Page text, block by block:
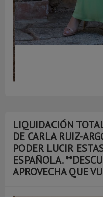
AGOTADO
LIQUIDACIÓN
DE CARLA RUIZ-
PODER LUCIR
ESPAÑOLA.
APROVECHA QUE